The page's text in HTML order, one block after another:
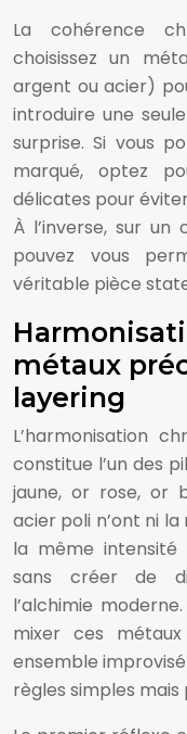
La cohérence
choisissez un
argent ou acier)
introduire une
surprise. Si vous
marqué, optez
délicates pour
À l’inverse, sur
pouvez vous
véritable pièce
métaux
layering
L’harmonisation
constitue l’un des
jaune, or rose, or
acier poli n’ont ni
la même intensité
sans créer de
l’alchimie
mixer ces métaux
ensemble
règles simples mais